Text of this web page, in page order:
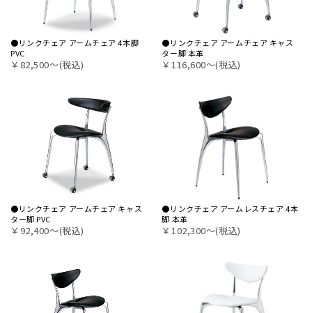
●リンクチェア アームチェア 4本脚
PVC
￥82,500〜(税込)
●リンクチェア アームチェア キャス
ター脚 本革
￥116,600〜(税込)
●リンクチェア アームチェア キャス
ター脚 PVC
￥92,400〜(税込)
●リンクチェア アームレスチェア 4本
脚 本革
￥102,300〜(税込)